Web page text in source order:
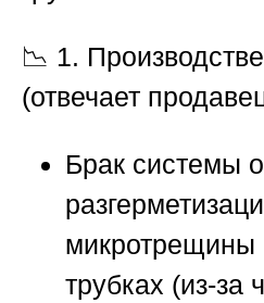
📉 1.
(отвечает
Брак системы
микротрещины
трубках (из-за